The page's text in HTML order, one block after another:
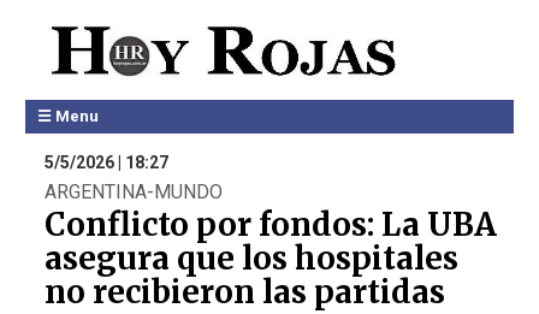
☰ Menu
5/5/2026 | 18:27
ARGENTINA-MUNDO
Conflicto por fondos: La UBA
asegura que los hospitales
no recibieron las partidas